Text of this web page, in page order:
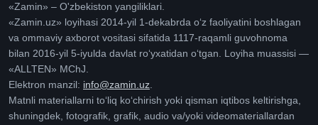
«Zamin» – O'zbekiston yangiliklari.
«Zamin.uz» loyihasi 2014-yil 1-dekabrda oʻz faoliyatini boshlagan
va ommaviy axborot vositasi sifatida 1117-raqamli guvohnoma
bilan 2016-yil 5-iyulda davlat roʻyxatidan oʻtgan. Loyiha muassisi —
«ALLTEN» MChJ.
Elektron manzil: info@zamin.uz
Matnli materiallarni toʻliq koʻchirish yoki qisman iqtibos keltirishga,
shuningdek, fotografik, grafik, audio va/yoki videomateriallardan